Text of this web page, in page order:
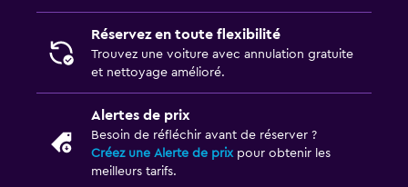
Réservez en toute flexibilité
Trouvez une voiture avec annulation gratuite
et nettoyage amélioré.
Alertes de prix
Besoin de réfléchir avant de réserver ?
Créez une Alerte de prixpour obtenir les
meilleurs tarifs.